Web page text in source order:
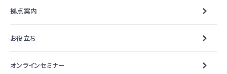
拠点案内
お役立ち
オンラインセミナー